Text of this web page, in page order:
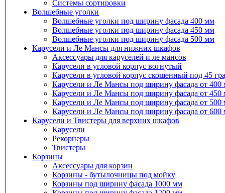
Системы сортировки
Волшебные уголки
Волшебные уголки под ширину фасада 400 мм
Волшебные уголки под ширину фасада 450 мм
Волшебные уголки под ширину фасада 500 мм
Карусели и Ле Мансы для нижних шкафов
Аксессуары для каруселей и ле мансов
Карусели в угловой корпус вогнутый
Карусели в угловой корпус скошенный под 45
Карусели и Ле Мансы под ширину фасада от 400
Карусели и Ле Мансы под ширину фасада от 450
Карусели и Ле Мансы под ширину фасада от 500
Карусели и Ле Мансы под ширину фасада от 600
Карусели и Твистеры для верхних шкафов
Карусели
Рекорнеры
Твистеры
Корзины
Аксессуары для корзин
Корзины - бутылочницы под мойку
Корзины под ширину фасада 1000 мм